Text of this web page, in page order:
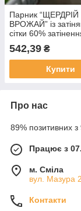
Парник “ЩЕРДРІЙ
ВРОЖАЙ” із
сітки 60%
542,39 ₴
Купити
Про нас
89% позитивних з
Працює з
м. Сміла
вул. Мазура
Контакти